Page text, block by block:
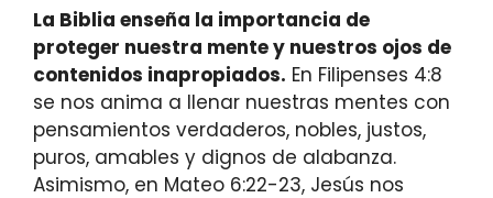
La Biblia enseña la importancia de
proteger nuestra mente y nuestros ojos de
contenidos inapropiados. En Filipenses 4:8
se nos anima a llenar nuestras mentes con
pensamientos verdaderos, nobles, justos,
puros, amables y dignos de alabanza.
Asimismo, en Mateo 6:22-23, Jesús nos